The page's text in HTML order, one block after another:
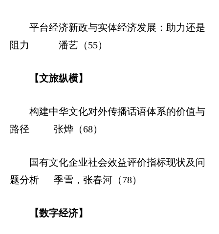
平台经济新政与实体经济发展：助力还是
阻力 潘艺（55）
【文旅纵横】
构建中华文化对外传播话语体系的价值与
路径
张烨（68）
国有文化企业社会效益评价指标现状及问
题分析
季雪，张春河（78）
【数字经济】